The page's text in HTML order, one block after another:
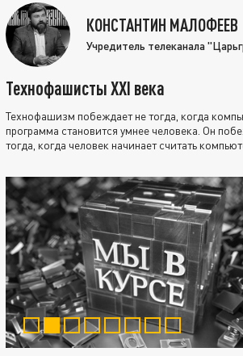
КОНСТАНТИН МАЛОФЕЕВ
Учредитель телеканала
Технофашисты XXI века
Технофашизм побеждает не тогда, когда
программа становится умнее человека. Он
тогда, когда человек начинает считать